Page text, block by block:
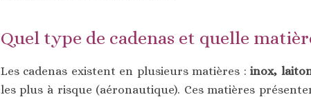
Quel type de cadenas et quelle
Les cadenas existent en plusieurs matières :inox,
les plus à risque (aéronautique). Ces matières